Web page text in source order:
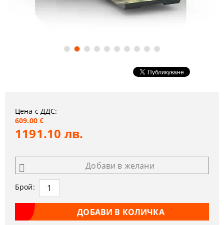
Цена с ДДС:
609.00 €
1191.10 лв.
Добави в желани
Брой: